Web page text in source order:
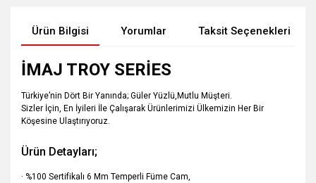
Ürün Bilgisi Yorumlar Taksit Seçenekleri
İMAJ TROY SERİES
Türkiye’nin Dört Bir Yanında; Güler Yüzlü,Mutlu Müşteri.
Sizler İçin, En İyileri İle Çalışarak Ürünlerimizi Ülkemizin Her Bir
Köşesine Ulaştırıyoruz.
Ürün Detayları;
· %100 Sertifikalı 6 Mm Temperli Füme Cam,